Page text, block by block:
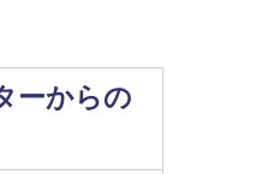
ーからの